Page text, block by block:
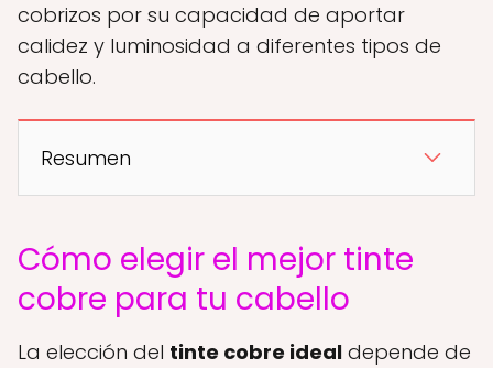
cobrizos por su capacidad de aportar
calidez y luminosidad a diferentes tipos de
cabello.
Resumen
Cómo elegir el mejor tinte
cobre para tu cabello
La elección del tinte cobre ideal depende de